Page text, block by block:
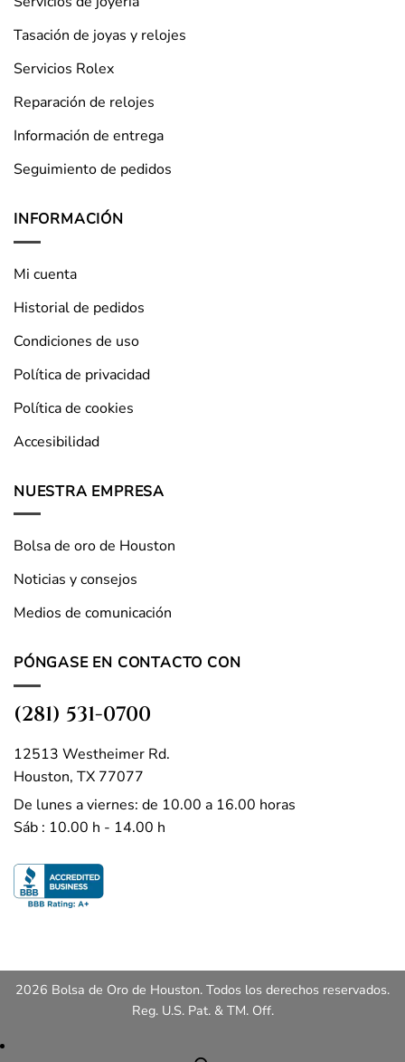
Tasación de joyas y relojes
Servicios Rolex
Reparación de relojes
Información de entrega
Seguimiento de pedidos
INFORMACIÓN
Mi cuenta
Historial de pedidos
Condiciones de uso
Política de privacidad
Política de cookies
Accesibilidad
NUESTRA EMPRESA
Bolsa de oro de Houston
Noticias y consejos
Medios de comunicación
PÓNGASE EN CONTACTO CON
(281) 531-0700
12513 Westheimer Rd.
Houston, TX 77077
De lunes a viernes: de 10.00 a 16.00 horas
Sáb : 10.00 h - 14.00 h
2026 Bolsa de Oro de Houston. Todos los derechos reservados.
Reg. U.S. Pat. & TM. Off.